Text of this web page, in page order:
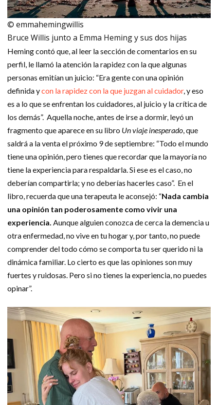
© emmahemingwillis
Bruce Willis junto a Emma Heming y sus dos hijas
Heming contó que, al leer la sección de comentarios en su
perfil, le llamó la atención la rapidez con la que algunas
personas emitían un juicio: “Era gente con una opinión
definida ycon la rapidez con la que juzgan al cuidador, y eso
es a lo que se enfrentan los cuidadores, al juicio y la crítica de
los demás”. Aquella noche, antes de irse a dormir, leyó un
fragmento que aparece en su libro Un viaje inesperado, que
saldrá a la venta el próximo 9 de septiembre: “Todo el mundo
tiene una opinión, pero tienes que recordar que la mayoría no
tiene la experiencia para respaldarla. Si ese es el caso, no
deberían compartirla; y no deberías hacerles caso”. En el
libro, recuerda que una terapeuta le aconsejó: “Nada cambia
una opinión tan poderosamente como vivir una
experiencia. Aunque alguien conozca de cerca la demencia u
otra enfermedad, no vive en tu hogar y, por tanto, no puede
comprender del todo cómo se comporta tu ser querido ni la
dinámica familiar. Lo cierto es que las opiniones son muy
fuertes y ruidosas. Pero si no tienes la experiencia, no puedes
opinar”.